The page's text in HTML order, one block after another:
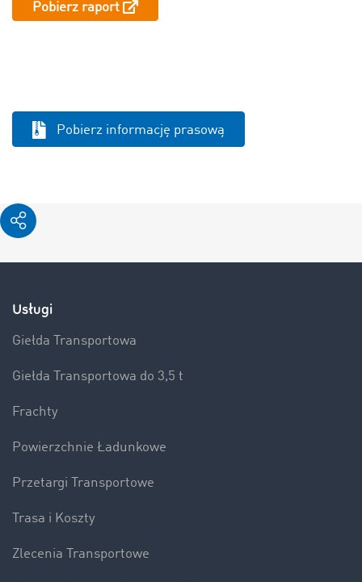
Pobierz raport
Pobierz informację prasową
Usługi
Giełda Transportowa
Giełda Transportowa do 3,5 t
Frachty
Powierzchnie Ładunkowe
Przetargi Transportowe
Trasa i Koszty
Zlecenia Transportowe